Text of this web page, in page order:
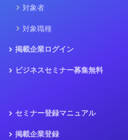
対象者
対象職種
掲載企業ログイン
ビジネスセミナー募集無料
セミナー登録マニュアル
掲載企業登録